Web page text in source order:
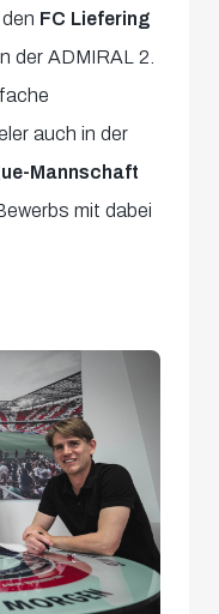
FC Liefering
der ADMIRAL 2.
auch in der
Mannschaft
mit dabei